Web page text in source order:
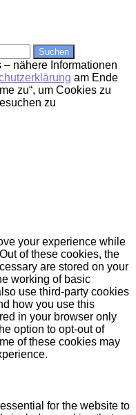
nähere Informationen
am Ende
zu“, um Cookies zu
zu
your experience while
of these cookies, the
are stored on your
working of basic
use third-party cookies
how you use this
in your browser only
option to opt-out of
of these cookies may
for the website to